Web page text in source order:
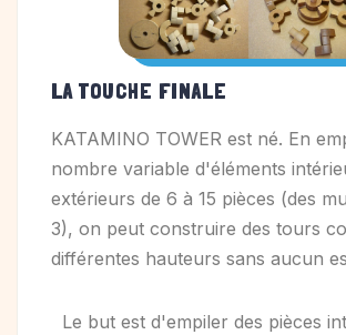
LA TOUCHE FINALE
KATAMINO TOWER est né. En
nombre variable d'éléments
extérieurs de 6 à 15 pièces (des
3), on peut construire des tours
différentes hauteurs sans aucun
Le but est d'empiler des pièces